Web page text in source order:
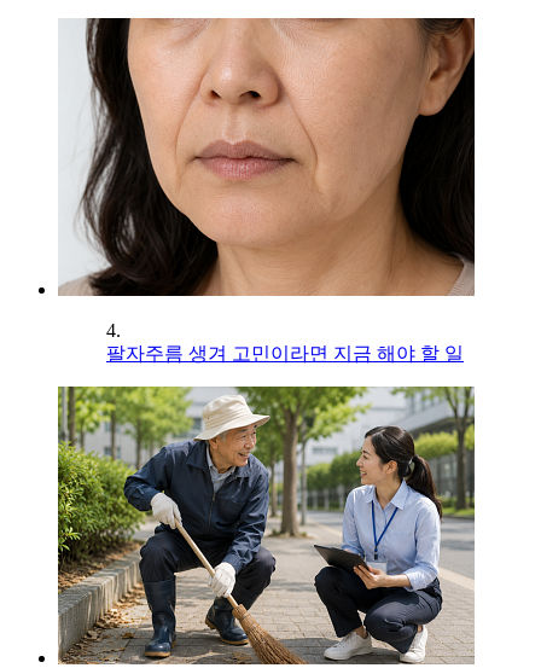
4.
팔자주름 생겨 고민이라면 지금 해야 할 일